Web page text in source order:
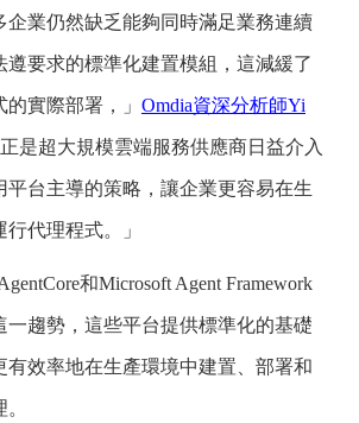
企業仍然缺乏能夠同時滿足業務連續
遵要求的標準化建置模組，這減緩了
實際部署，」 Omdia資深分析師Yi
是超大規模雲端服務供應商日益介入
平台主導的策略，讓企業更容易在生
代理程式。」
和Microsoft Agent Framework
一趨勢，這些平台提供標準化的基礎
有效率地在生產環境中建置、部署和